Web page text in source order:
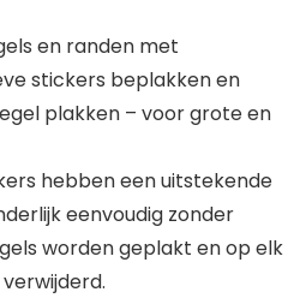
en randen met
stickers beplakken en
plakken – voor grote en
hebben een uitstekende
eenvoudig zonder
worden geplakt en op elk